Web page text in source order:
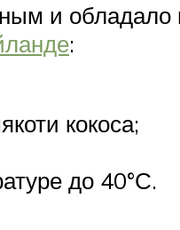
и
:
кокоса;
до 40°С.